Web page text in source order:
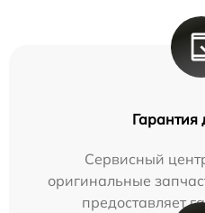
Гарантия
Сервисный
оригинальные
предоставляет